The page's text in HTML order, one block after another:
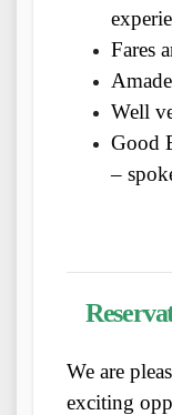
Fares
Well
Good
–
We are
exciting